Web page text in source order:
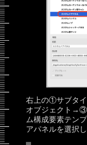
右上の①サブタ
オブジェクト
ム構成要素テン
アパネルを選択